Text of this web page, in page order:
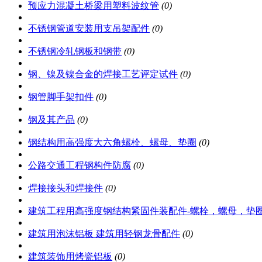
预应力混凝土桥梁用塑料波纹管 (0)
不锈钢管道安装用支吊架配件 (0)
不锈钢冷轧钢板和钢带 (0)
钢、镍及镍合金的焊接工艺评定试件 (0)
钢管脚手架扣件 (0)
钢及其产品 (0)
钢结构用高强度大六角螺栓、螺母、垫圈 (0)
公路交通工程钢构件防腐 (0)
焊接接头和焊接件 (0)
建筑工程用高强度钢结构紧固件装配件-螺栓，螺母，垫
建筑用泡沫铝板 建筑用轻钢龙骨配件 (0)
建筑装饰用烤瓷铝板 (0)